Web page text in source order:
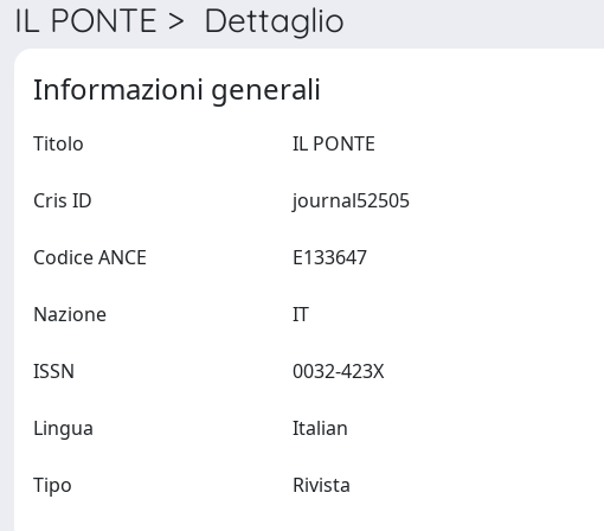
IL PONTE > Dettaglio
Informazioni generali
Titolo
Cris ID
Codice ANCE
Nazione
ISSN
Lingua
Tipo Rivista